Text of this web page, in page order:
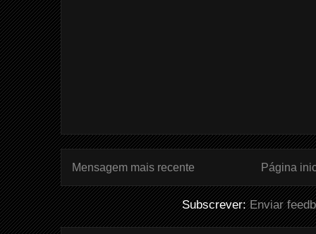
Mensagem mais recente Página
Subscrever:Enviar